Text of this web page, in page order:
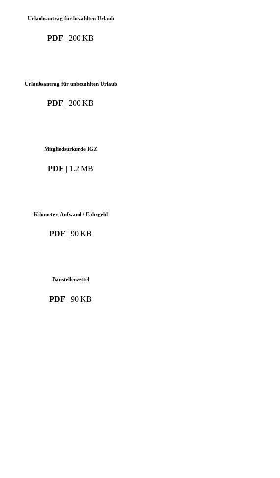
Urlaubsantrag für bezahlten Urlaub
PDF | 200 KB
Urlaubsantrag für unbezahlten Urlaub
PDF | 200 KB
Mitgliedsurkunde IGZ
PDF | 1.2 MB
Kilometer-Aufwand / Fahrgeld
PDF | 90 KB
Baustellenzettel
PDF | 90 KB